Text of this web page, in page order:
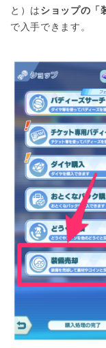
と）は ショップの「
で入手できます。